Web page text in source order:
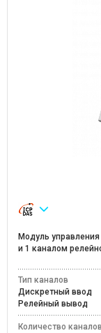
Модуль
и 1 каналом
Тип каналов
Дискретный ввод
Релейный вывод
Количество